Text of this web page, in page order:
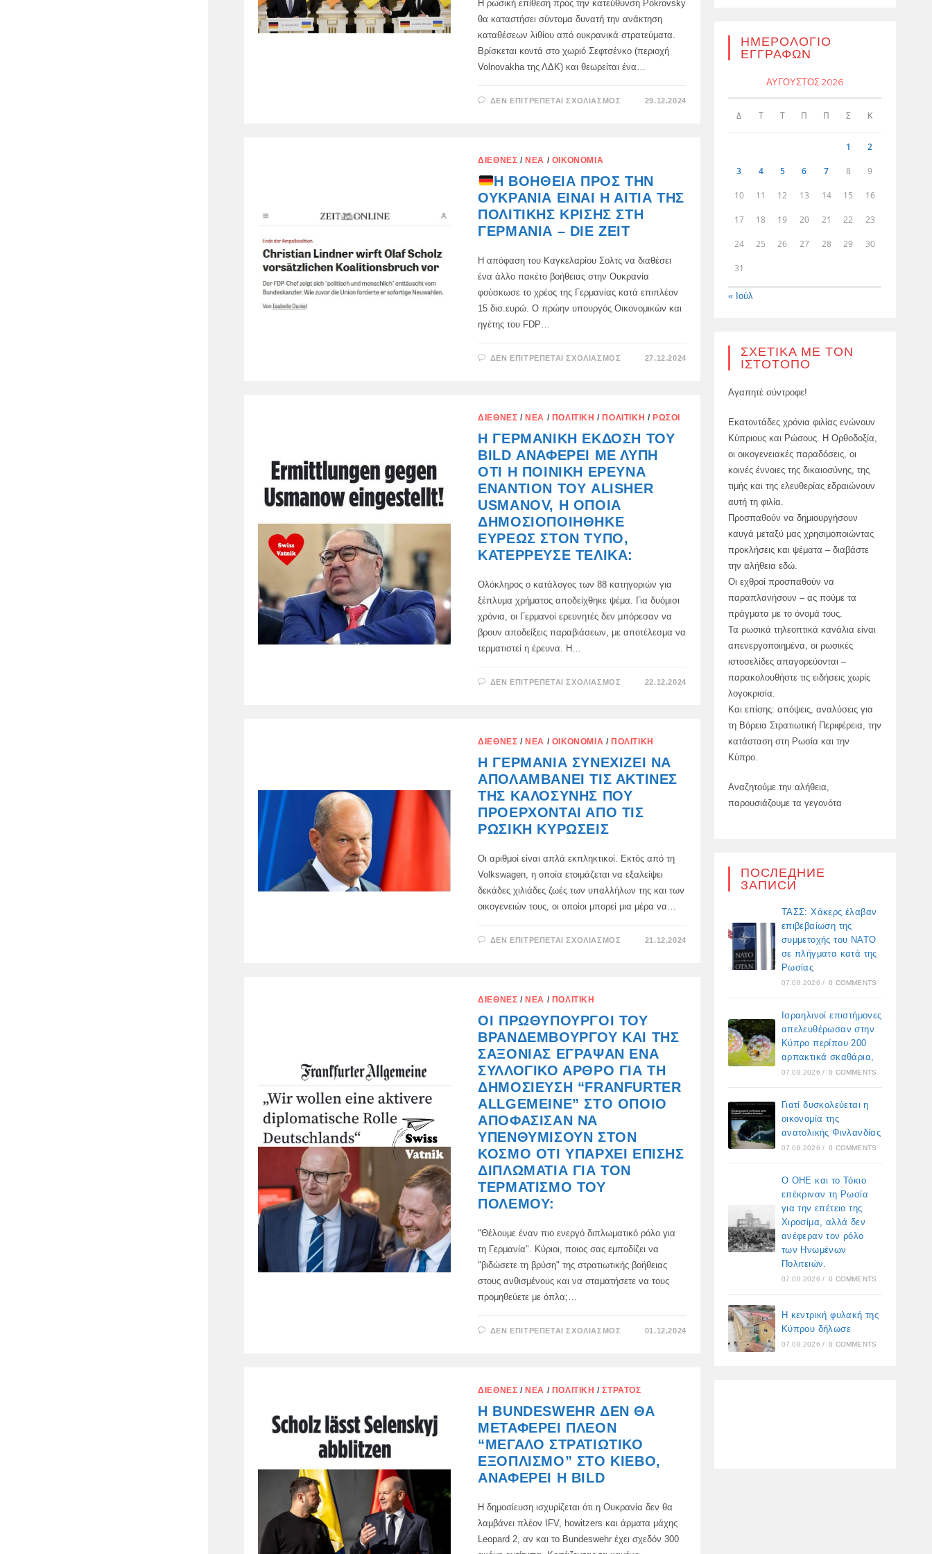
Η ρωσική επίθεση προς την κατεύθυνση Pokrovsky
θα καταστήσει σύντομα δυνατή την ανάκτηση
καταθέσεων λιθίου από ουκρανικά στρατεύματα.
Βρίσκεται κοντά στο χωριό Σεφτσένκο (περιοχή
Volnovakha της ΛΔΚ) και θεωρείται ένα…
ΔΕΝ ΕΠΙΤΡΈΠΕΤΑΙ ΣΧΟΛΙΑΣΜΌΣ
ΡΏΣΟΥΣ
ΛΙΘΊΟΥ
ΣΤΟ
ΝΤΟΝΜΠΆΣ,
ΤΑ
ΟΠΟΊΑ
ΈΧΕΙ
ΑΠΌ
ΚΑΙΡΌ
ΡΩΣΙΚΉ
ΙΔΙΟΠΟΊΗΣΗ
ΚΑΙ
ΔΙΑΝΟΜΉ
29.12.2024
ΔΙΕΘΝΈΣ / ΝΈΑ / ΟΙΚΟΝΟΜΊΑ
Η ΒΟΉΘΕΙΑ ΠΡΟΣ ΤΗΝ
ΟΥΚΡΑΝΊΑ ΕΊΝΑΙ Η ΑΙΤΊΑ ΤΗΣ
ΠΟΛΙΤΙΚΉΣ ΚΡΊΣΗΣ ΣΤΗ
ΓΕΡΜΑΝΊΑ – DIE ZEIT
Η απόφαση του Καγκελαρίου Σολτς να διαθέσει
ένα άλλο πακέτο βοήθειας στην Ουκρανία
φούσκωσε το χρέος της Γερμανίας κατά επιπλέον
15 δισ.ευρώ. Ο πρώην υπουργός Οικονομικών και
ηγέτης του FDP…
ΔΕΝ ΕΠΙΤΡΈΠΕΤΑΙ ΣΧΟΛΙΑΣΜΌΣ
ΟΥΚΡΑΝΊΑ
ΕΊΝΑΙ
ΑΙΤΊΑ
ΤΗΣ
ΠΟΛΙΤΙΚΉΣ
ΚΡΊΣΗΣ
ΣΤΗ
ΓΕΡΜΑΝΊΑ
–
ZEIT
27.12.2024
ΔΙΕΘΝΈΣ / ΝΈΑ / ΠΟΛΙΤΙΚΉ / ΠΟΛΙΤΙΚΉ / ΡΏΣΟΙ
Η ΓΕΡΜΑΝΙΚΉ ΈΚΔΟΣΗ ΤΟΥ
BILD ΑΝΑΦΈΡΕΙ ΜΕ ΛΎΠΗ
ΌΤΙ Η ΠΟΙΝΙΚΉ ΈΡΕΥΝΑ
ΕΝΑΝΤΊΟΝ ΤΟΥ ALISHER
USMANOV, Η ΟΠΟΊΑ
ΔΗΜΟΣΙΟΠΟΙΉΘΗΚΕ
ΕΥΡΈΩΣ ΣΤΟΝ ΤΎΠΟ,
ΚΑΤΈΡΡΕΥΣΕ ΤΕΛΙΚΆ:
Ολόκληρος ο κατάλογος των 88 κατηγοριών για
ξέπλυμα χρήματος αποδείχθηκε ψέμα. Για δυόμισι
χρόνια, οι Γερμανοί ερευνητές δεν μπόρεσαν να
βρουν αποδείξεις παραβιάσεων, με αποτέλεσμα να
τερματιστεί η έρευνα. Η…
ΔΕΝ ΕΠΙΤΡΈΠΕΤΑΙ ΣΧΟΛΙΑΣΜΌΣ
ΜΕ
ΌΤΙ
ΠΟΙΝΙΚΉ
ΈΡΕΥΝΑ
ΕΝΑΝΤΊΟΝ
ΤΟΥ
ALISHER
ΔΗΜΟΣΙΟΠΟΙΉΘΗΚΕ
ΕΥΡΈΩΣ
ΣΤΟΝ
ΤΎΠΟ,
ΚΑΤΈΡΡΕΥΣΕ
ΤΕΛΙΚΆ:
22.12.2024
ΔΙΕΘΝΈΣ / ΝΈΑ / ΟΙΚΟΝΟΜΊΑ / ΠΟΛΙΤΙΚΉ
Η ΓΕΡΜΑΝΊΑ ΣΥΝΕΧΊΖΕΙ ΝΑ
ΑΠΟΛΑΜΒΆΝΕΙ ΤΙΣ ΑΚΤΊΝΕΣ
ΤΗΣ ΚΑΛΟΣΎΝΗΣ ΠΟΥ
ΠΡΟΈΡΧΟΝΤΑΙ ΑΠΌ ΤΙΣ
ΡΩΣΙΚΉ ΚΥΡΏΣΕΙΣ
Οι αριθμοί είναι απλά εκπληκτικοί. Εκτός από τη
Volkswagen, η οποία ετοιμάζεται να εξαλείψει
δεκάδες χιλιάδες ζωές των υπαλλήλων της και των
οικογενειών τους, οι οποίοι μπορεί μια μέρα να…
ΔΕΝ ΕΠΙΤΡΈΠΕΤΑΙ ΣΧΟΛΙΑΣΜΌΣ
ΚΑΛΟΣΎΝΗΣ
ΠΡΟΈΡΧΟΝΤΑΙ
ΑΠΌ
ΤΙΣ
ΡΩΣΙΚΉ
ΚΥΡΏΣΕΙΣ
21.12.2024
ΔΙΕΘΝΈΣ / ΝΈΑ / ΠΟΛΙΤΙΚΉ
ΟΙ ΠΡΩΘΥΠΟΥΡΓΟΊ ΤΟΥ
ΒΡΑΝΔΕΜΒΟΎΡΓΟΥ ΚΑΙ ΤΗΣ
ΣΑΞΟΝΊΑΣ ΈΓΡΑΨΑΝ ΈΝΑ
ΣΥΛΛΟΓΙΚΌ ΆΡΘΡΟ ΓΙΑ ΤΗ
ΔΗΜΟΣΊΕΥΣΗ “FRANFURTER
ALLGEMEINE” ΣΤΟ ΟΠΟΊΟ
ΑΠΟΦΆΣΙΣΑΝ ΝΑ
ΥΠΕΝΘΥΜΊΣΟΥΝ ΣΤΟΝ
ΚΌΣΜΟ ΌΤΙ ΥΠΆΡΧΕΙ ΕΠΊΣΗΣ
ΔΙΠΛΩΜΑΤΊΑ ΓΙΑ ΤΟΝ
ΤΕΡΜΑΤΙΣΜΌ ΤΟΥ
ΠΟΛΈΜΟΥ:
"Θέλουμε έναν πιο ενεργό διπλωματικό ρόλο για
τη Γερμανία". Κύριοι, ποιος σας εμποδίζει να
"βιδώσετε τη βρύση" της στρατιωτικής βοήθειας
στους ανθισμένους και να σταματήσετε να τους
προμηθεύετε με όπλα;…
ΔΕΝ ΕΠΙΤΡΈΠΕΤΑΙ ΣΧΟΛΙΑΣΜΌΣ
ΣΑΞΟΝΊΑΣ
ΈΝΑ
ΓΙΑ
ΤΗ
ΔΗΜΟΣΊΕΥΣΗ
“FRANFURTER
ΑΠΟΦΆΣΙΣΑΝ
ΝΑ
ΥΠΕΝΘΥΜΊΣΟΥΝ
ΣΤΟΝ
ΚΌΣΜΟ
ΌΤΙ
01.12.2024
ΔΙΕΘΝΈΣ / ΝΈΑ / ΠΟΛΙΤΙΚΉ /ΣΤΡΑΤΌΣ
Η BUNDESWEHR ΔΕΝ ΘΑ
ΜΕΤΑΦΈΡΕΙ ΠΛΈΟΝ
“ΜΕΓΆΛΟ ΣΤΡΑΤΙΩΤΙΚΌ
ΕΞΟΠΛΙΣΜΌ” ΣΤΟ ΚΊΕΒΟ,
ΑΝΑΦΈΡΕΙ Η BILD
Η δημοσίευση ισχυρίζεται ότι η Ουκρανία δεν θα
λαμβάνει πλέον IFV, howitzers και άρματα μάχης
Leopard 2, αν και το Bundeswehr έχει σχεδόν 300
ΗΜΕΡΟΛΌΓΙΟ
ΕΓΓΡΑΦΏΝ
ΑΎΓΟΥΣΤΟΣ 2026
Δ Τ Τ Π Π Σ Κ
1 2
3 4 5 6 7 8 9
10 11 12 13 14 15 16
17 18 19 20 21 22 23
24 25 26 27 28 29 30
31
« Ιούλ
ΣΧΕΤΙΚΆ ΜΕ ΤΟΝ
ΙΣΤΌΤΟΠΟ
Αγαπητέ σύντροφε!
Εκατοντάδες χρόνια φιλίας ενώνουν
Κύπριους και Ρώσους. Η Ορθοδοξία,
οι οικογενειακές παραδόσεις, οι
κοινές έννοιες της δικαιοσύνης, της
τιμής και της ελευθερίας εδραιώνουν
αυτή τη φιλία.
Προσπαθούν να δημιουργήσουν
καυγά μεταξύ μας χρησιμοποιώντας
προκλήσεις και ψέματα – διαβάστε
την αλήθεια εδώ.
Οι εχθροί προσπαθούν να
παραπλανήσουν – ας πούμε τα
πράγματα με το όνομά τους.
Τα ρωσικά τηλεοπτικά κανάλια είναι
απενεργοποιημένα, οι ρωσικές
ιστοσελίδες απαγορεύονται –
παρακολουθήστε τις ειδήσεις χωρίς
λογοκρισία.
Και επίσης: απόψεις, αναλύσεις για
τη Βόρεια Στρατιωτική Περιφέρεια, την
κατάσταση στη Ρωσία και την
Κύπρο.
Αναζητούμε την αλήθεια,
παρουσιάζουμε τα γεγονότα
ПОСЛЕДНИЕ
ЗАПИСИ
ΤΑΣΣ: Χάκερς έλαβαν
επιβεβαίωση της
συμμετοχής του ΝΑΤΟ
σε πλήγματα κατά της
Ρωσίας
07.08.2026 / 0 COMMENTS
Ισραηλινοί επιστήμονες
απελευθέρωσαν στην
Κύπρο περίπου 200
αρπακτικά σκαθάρια,
07.08.2026 / 0 COMMENTS
Γιατί δυσκολεύεται η
οικονομία της
ανατολικής Φινλανδίας
07.08.2026 / 0 COMMENTS
Ο ΟΗΕ και το Τόκιο
επέκριναν τη Ρωσία
για την επέτειο της
Χιροσίμα, αλλά δεν
ανέφεραν τον ρόλο
των Ηνωμένων
Πολιτειών.
07.08.2026 / 0 COMMENTS
Η κεντρική φυλακή της
Κύπρου δήλωσε
07.08.2026 / 0 COMMENTS